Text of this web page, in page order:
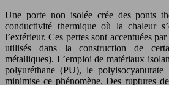
Une porte non isolée crée des ponts
conductivité thermique où la chaleur
l’extérieur. Ces pertes sont accentuées
utilisés dans la construction de
métalliques). L’emploi de matériaux
polyuréthane (PU), le
minimise ce phénomène. Des ruptures